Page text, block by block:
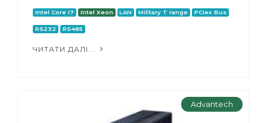
Intel Core i7 Intel Xeon LAN Military T range PCIex Bus
RS232 RS485
ЧИТАТИ ДАЛІ...
Advantech